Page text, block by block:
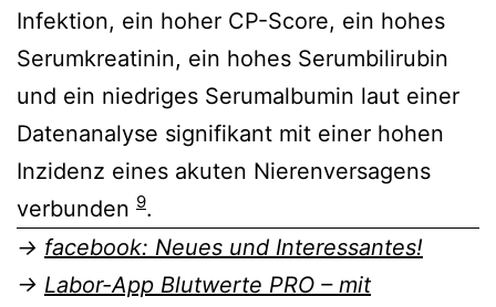
Infektion, ein hoher CP-Score, ein hohes
Serumkreatinin, ein hohes Serumbilirubin
und ein niedriges Serumalbumin laut einer
Datenanalyse signifikant mit einer hohen
Inzidenz eines akuten Nierenversagens
verbunden 9.
→ facebook: Neues und Interessantes!
→ Labor-App Blutwerte PRO – mit